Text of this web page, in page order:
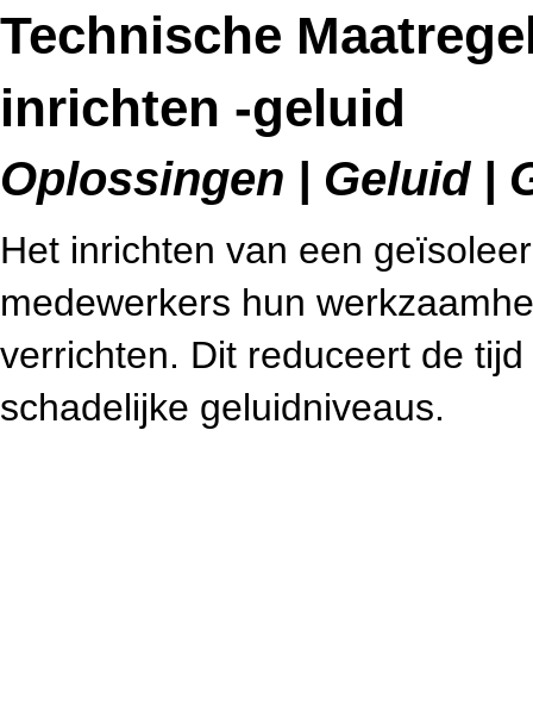
Technische
inrichten -geluid
Oplossingen | Geluid |
Het inrichten van een
medewerkers hun
verrichten. Dit reduceert de
schadelijke geluidniveaus.